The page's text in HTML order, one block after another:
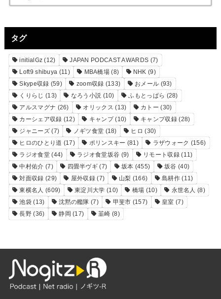
タグ
initialGz (12) JAPAN PODCAST AWARDS (7)
Loft9 shibuya (11) MBA橋場 (8) NHK (9)
Skype収録 (59) zoom収録 (133) おメール (93)
くりらじ (13) なろう小説 (10) ふもとっぱら (28)
アルスマグナ (26) オリックス (13) カトー (30)
カーシェア収録 (12) キャンプ(10) キャンプ収録(28)
ジャニーズ(7) ノギツ食堂 (18) ヒロ (30)
ヒロのひとり道 (17) ポリンスキー (81) ラザウォーク (156)
ラジオ食堂(44) ラジオ食堂坂谷 (9) リモート収録(11)
中村佑介 (7) 四畳半ヴギ (7) 坂本 (455) 坂谷 (40)
対面収録 (29) 屋外収録 (7) 山梨 (166) 島耕作(11)
東横名人 (609) 東淀川大学 (10) 橋場 (10) 永世名人 (8)
池袋 (13) 沈黙の艦隊 (7) 甲斐市 (157) 皇室 (7)
長野 (36) 静岡 (17) 韮崎 (8)